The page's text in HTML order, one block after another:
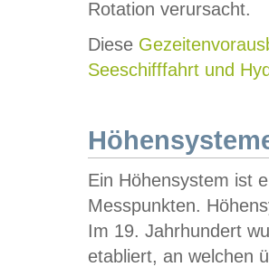
Rotation verursacht.
Diese
Seeschifffahrt und
Ein Höhensystem ist
Messpunkten.
Im 19. Jahrhundert
etabliert, an welchen